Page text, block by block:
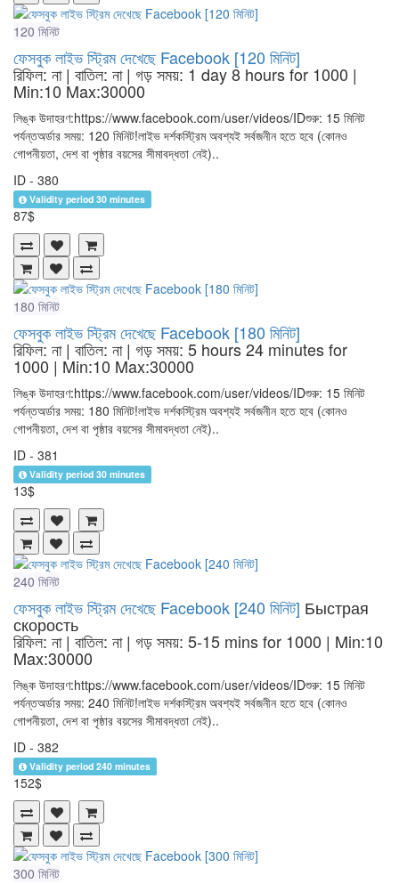
120 মিনিট
ফেসবুক লাইভ স্ট্রিম দেখেছে Facebook [120 মিনিট]
রিফিল: না | বাতিল: না | গড় সময়: 1 day 8 hours for 1000 |
Min:10 Max:30000
লিঙ্ক উদাহরণ:https://www.facebook.com/user/videos/IDশুরু: 15 মিনিট
পর্যন্তঅর্ডার সময়: 120 মিনিট!লাইভ দর্শকস্ট্রিম অবশ্যই সর্বজনীন হতে হবে (কোনও
গোপনীয়তা, দেশ বা পৃষ্ঠার বয়সের সীমাবদ্ধতা নেই)..
ID - 380
Validity period 30 minutes
87$
180 মিনিট
ফেসবুক লাইভ স্ট্রিম দেখেছে Facebook [180 মিনিট]
রিফিল: না | বাতিল: না | গড় সময়: 5 hours 24 minutes for
1000 | Min:10 Max:30000
লিঙ্ক উদাহরণ:https://www.facebook.com/user/videos/IDশুরু: 15 মিনিট
পর্যন্তঅর্ডার সময়: 180 মিনিট!লাইভ দর্শকস্ট্রিম অবশ্যই সর্বজনীন হতে হবে (কোনও
গোপনীয়তা, দেশ বা পৃষ্ঠার বয়সের সীমাবদ্ধতা নেই)..
ID - 381
Validity period 30 minutes
13$
240 মিনিট
ফেসবুক লাইভ স্ট্রিম দেখেছে Facebook [240 মিনিট] Быстрая
скорость
রিফিল: না | বাতিল: না | গড় সময়: 5-15 mins for 1000 | Min:10
Max:30000
লিঙ্ক উদাহরণ:https://www.facebook.com/user/videos/IDশুরু: 15 মিনিট
পর্যন্তঅর্ডার সময়: 240 মিনিট!লাইভ দর্শকস্ট্রিম অবশ্যই সর্বজনীন হতে হবে (কোনও
গোপনীয়তা, দেশ বা পৃষ্ঠার বয়সের সীমাবদ্ধতা নেই)..
ID - 382
Validity period 240 minutes
152$
300 মিনিট